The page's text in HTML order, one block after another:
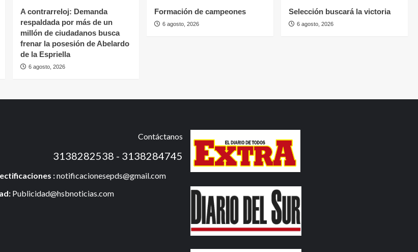
A contrarreloj: Demanda
respaldada por más de un
millón de ciudadanos busca
frenar la posesión de Abelardo
de la Espriella
6 agosto, 2026
Formación de campeones
6 agosto, 2026
Selección buscará la victoria
6 agosto, 2026
Contáctanos
3138282538 - 3138284745
:notificacionesepds@gmail.com
Publicidad@hsbnoticias.com